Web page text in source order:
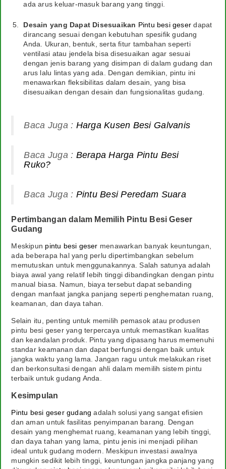
ada arus keluar-masuk barang yang tinggi.
Desain yang Dapat Disesuaikan Pintu besi geser dapat
dirancang sesuai dengan kebutuhan spesifik gudang
Anda. Ukuran, bentuk, serta fitur tambahan seperti
ventilasi atau jendela bisa disesuaikan agar sesuai
dengan jenis barang yang disimpan di dalam gudang dan
arus lalu lintas yang ada. Dengan demikian, pintu ini
menawarkan fleksibilitas dalam desain, yang bisa
disesuaikan dengan desain dan fungsionalitas gudang.
Baca Juga : Harga Kusen Besi Galvanis
Baca Juga : Berapa Harga Pintu Besi
Ruko?
Baca Juga : Pintu Besi Peredam Suara
Pertimbangan dalam Memilih Pintu Besi Geser
Gudang
Meskipun pintu besi geser menawarkan banyak keuntungan,
ada beberapa hal yang perlu dipertimbangkan sebelum
memutuskan untuk menggunakannya. Salah satunya adalah
biaya awal yang relatif lebih tinggi dibandingkan dengan pintu
manual biasa. Namun, biaya tersebut dapat sebanding
dengan manfaat jangka panjang seperti penghematan ruang,
keamanan, dan daya tahan.
Selain itu, penting untuk memilih pemasok atau produsen
pintu besi geser yang terpercaya untuk memastikan kualitas
dan keandalan produk. Pintu yang dipasang harus memenuhi
standar keamanan dan dapat berfungsi dengan baik untuk
jangka waktu yang lama. Jangan ragu untuk melakukan riset
dan berkonsultasi dengan ahli dalam memilih sistem pintu
terbaik untuk gudang Anda.
Kesimpulan
Pintu besi geser gudang adalah solusi yang sangat efisien
dan aman untuk fasilitas penyimpanan barang. Dengan
desain yang menghemat ruang, keamanan yang lebih tinggi,
dan daya tahan yang lama, pintu jenis ini menjadi pilihan
ideal untuk gudang modern. Meskipun investasi awalnya
mungkin sedikit lebih tinggi, keuntungan jangka panjang yang